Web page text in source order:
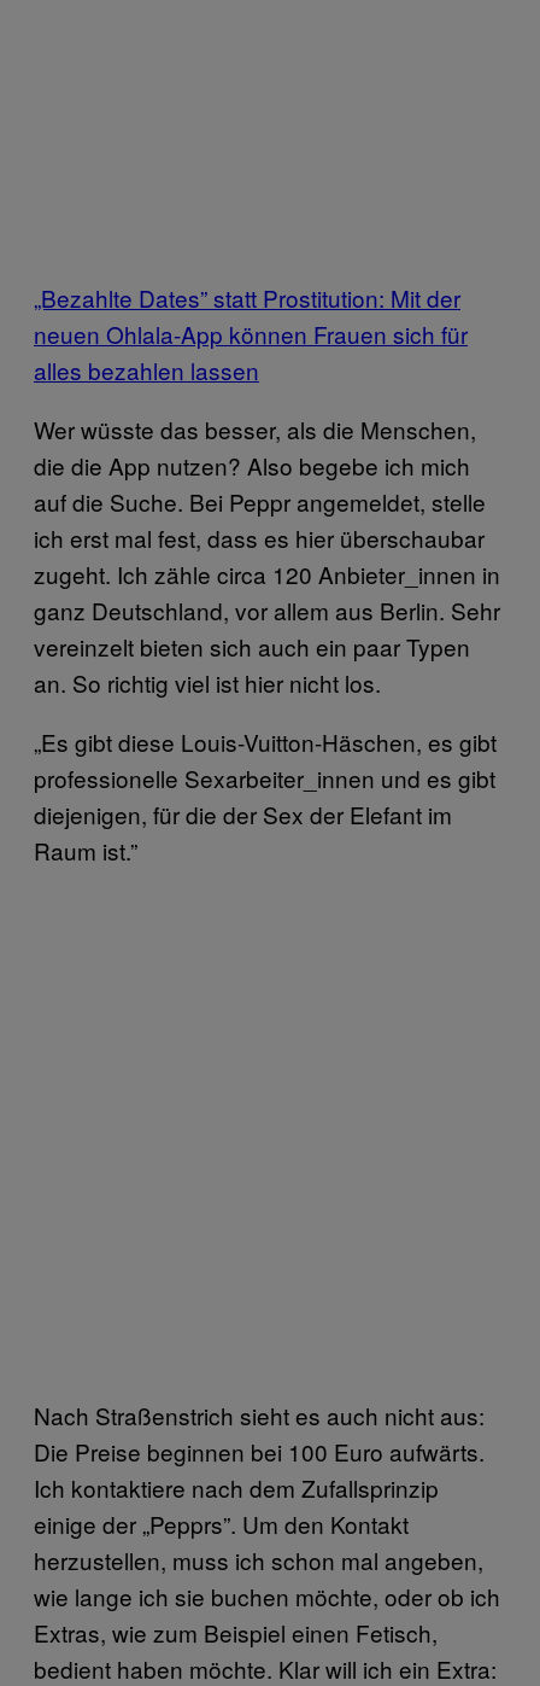
„Bezahlte Dates” statt Prostitution: Mit der
neuen Ohlala-App können Frauen sich für
alles bezahlen lassen
Wer wüsste das besser, als die Menschen,
die die App nutzen? Also begebe ich mich
auf die Suche. Bei Peppr angemeldet, stelle
ich erst mal fest, dass es hier überschaubar
zugeht. Ich zähle circa 120 Anbieter_innen in
ganz Deutschland, vor allem aus Berlin. Sehr
vereinzelt bieten sich auch ein paar Typen
an. So richtig viel ist hier nicht los.
„Es gibt diese Louis-Vuitton-Häschen, es gibt
professionelle Sexarbeiter_innen und es gibt
diejenigen, für die der Sex der Elefant im
Raum ist.”
Nach Straßenstrich sieht es auch nicht aus:
Die Preise beginnen bei 100 Euro aufwärts.
Ich kontaktiere nach dem Zufallsprinzip
einige der „Pepprs”. Um den Kontakt
herzustellen, muss ich schon mal angeben,
wie lange ich sie buchen möchte, oder ob ich
Extras, wie zum Beispiel einen Fetisch,
bedient haben möchte. Klar will ich ein Extra: